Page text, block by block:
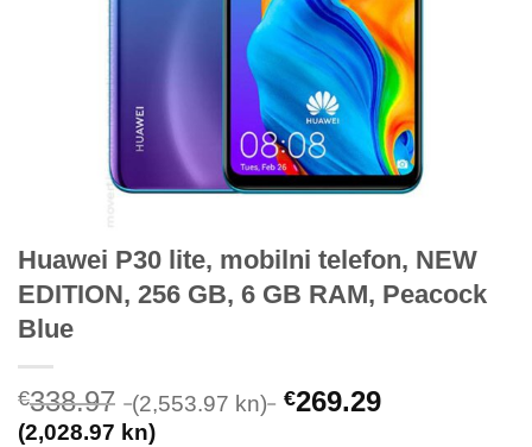
Huawei P30 lite, mobilni telefon, NEW
EDITION, 256 GB, 6 GB RAM, Peacock
Blue
€338.97 (2,553.97 kn) €269.29
(2,028.97 kn)